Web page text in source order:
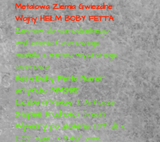
Metalowa Ziemia Gwiezdne
Wojny HEŁM BOBY FETTA
Zestaw do samodzielnego
wykonania kolorowego
modelu z metalu wycinanego
laserowo.
Hełm Boby Fetta Numer
artykułu: MMS315
Liczba arkuszy:2 Arkusze
Stopień trudności:Średni
Wymiary po złożeniu:1,97" dł. x
2,09" szer. x 3,46" wys.